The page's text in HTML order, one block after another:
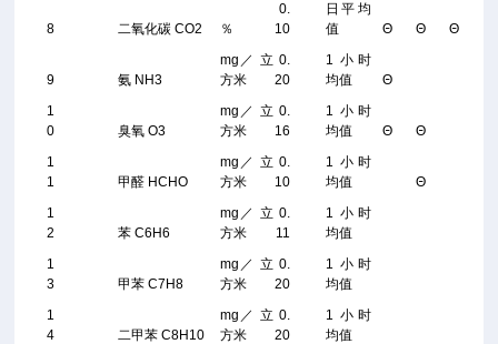
8 二氧化碳 CO2 ％
0.
10
日平均
值
Θ Θ Θ
9 氨 NH3
mg／ 立
方米
0.
20
1 小时
均值
Θ
1
0
臭氧 O3
mg／ 立
方米
0.
16
1 小时
均值
Θ
Θ
1
1
甲醛 HCHO
mg／ 立
方米
0.
10
1 小时
均值
Θ
1
2
苯 C6H6
mg／ 立
方米
0.
11
1 小时
均值
1
3
甲苯 C7H8
mg／ 立
方米
0.
20
1 小时
均值
1
4
二甲苯 C8H10
mg／ 立
方米
0.
20
1 小时
均值